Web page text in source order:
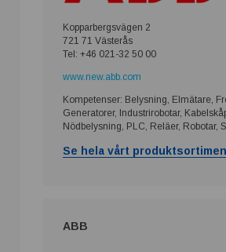
Kopparbergsvägen 2
721 71 Västerås
Tel: +46 021-32 50 00
www.new.abb.com
Kompetenser: Belysning, Elmätare,
Generatorer, Industrirobotar,
Nödbelysning, PLC, Reläer, Robotar,
Se hela vårt
ABB